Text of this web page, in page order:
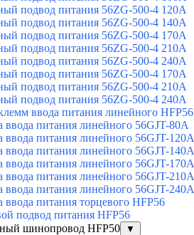
подвод питания 56ZG-500-4 120A
подвод питания 56ZG-500-4 140A
подвод питания 56ZG-500-4 170A
подвод питания 56ZG-500-4 210A
подвод питания 56ZG-500-4 240A
подвод питания 56ZG-500-4 170A
подвод питания 56ZG-500-4 210A
подвод питания 56ZG-500-4 240A
ввода питания линейного HFP56
ввода питания линейного 56GJT-80A
ввода питания линейного 56GJT-120A
ввода питания линейного 56GJT-140A
ввода питания линейного 56GJT-170A
ввода питания линейного 56GJT-210A
ввода питания линейного 56GJT-240A
ввода питания торцевого HFP56
подвод питания HFP56
шинопровод HFP50
▼